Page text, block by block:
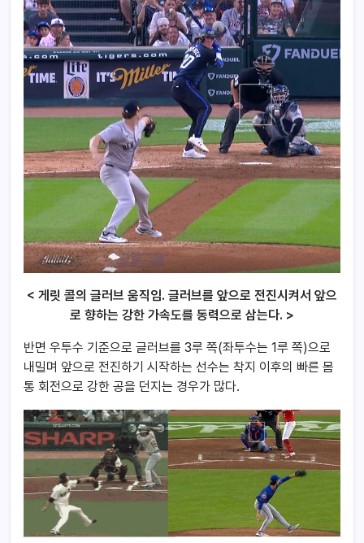
< 게릿 콜의 글러브 움직임. 글러브를 앞으로 전진시켜서 앞으
로 향하는 강한 가속도를 동력으로 삼는다. >
반면 우투수 기준으로 글러브를 3루 쪽(좌투수는 1루 쪽)으로
내밀며 앞으로 전진하기 시작하는 선수는 착지 이후의 빠른 몸
통 회전으로 강한 공을 던지는 경우가 많다.